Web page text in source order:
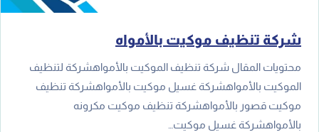
شركة تنظيف موكيت بالأمواه
محتويات المقال شركة تنظيف الموكيت بالأمواهشركة لتنظيف
الموكيت بالأمواهشركة غسيل موكيت بالأمواهشركة تنظيف
موكيت قصور بالأمواهشركة تنظيف موكيت مكرونه
بالأمواهشركة غسيل موكيت…